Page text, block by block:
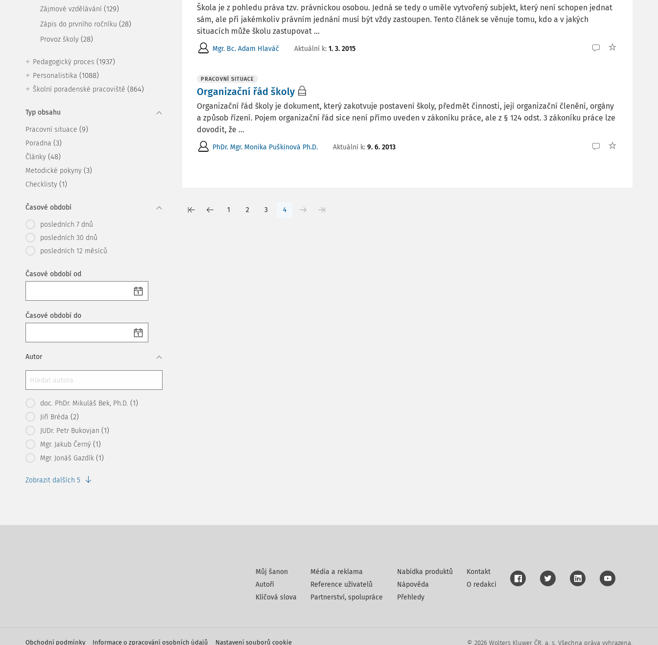
Zájmové vzdělávání (129)
Zápis do prvního ročníku (28)
Provoz školy (28)
Pedagogický proces (1937)
Personalistika (1088)
Školní poradenské pracoviště (864)
Typ obsahu
Pracovní situace (9)
Poradna (3)
Články (48)
Metodické pokyny (3)
Checklisty (1)
Časové období
posledních 7 dnů
posledních 30 dnů
posledních 12 měsíců
Časové období od
Časové období do
Autor
doc. PhDr. Mikuláš Bek, Ph.D. (1)
Jiří Bréda (2)
JUDr. Petr Bukovjan (1)
Mgr. Jakub Černý (1)
Mgr. Jonáš Gazdík (1)
Zobrazit dalších 5
Škola je z pohledu práva tzv. právnickou osobou. Jedná se tedy o uměle vytvořený subjekt, který není schopen jednat
sám, ale při jakémkoliv právním jednání musí být vždy zastoupen. Tento článek se věnuje tomu, kdo a v jakých
situacích může školu zastupovat ...
Mgr. Bc. Adam Hlaváč Aktuální k: 1. 3. 2015
PRACOVNÍ SITUACE
Organizační řád školy
Organizační řád školy je dokument, který zakotvuje postavení školy, předmět činnosti, její organizační členění, orgány
a způsob řízení. Pojem organizační řád sice není přímo uveden v zákoníku práce, ale z § 124 odst. 3 zákoníku práce lze
dovodit, že ...
PhDr. Mgr. Monika Puškinová Ph.D. Aktuální k: 9. 6. 2013
1 2 3 4
Můj šanon
Autoři
Klíčová slova
Média a reklama
Reference uživatelů
Partnerství, spolupráce
Nabídka produktů
Nápověda
Přehledy
Kontakt
O redakci
© 2026 Wolters Kluwer ČR, a. s. Všechna práva vyhrazena.
Obchodní podmínky Informace o zpracování osobních údajů Nastavení souborů cookie